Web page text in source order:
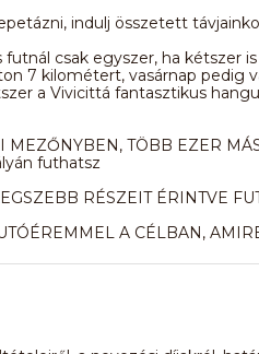
indulj összetett
futnál csak egyszer, ha kétszer
7 kilométert, vasárnap pedig
a Vivicittá fantasztikus
MEZŐNYBEN, TÖBB EZER
futhatsz
RÉSZEIT ÉRINTVE
A CÉLBAN,